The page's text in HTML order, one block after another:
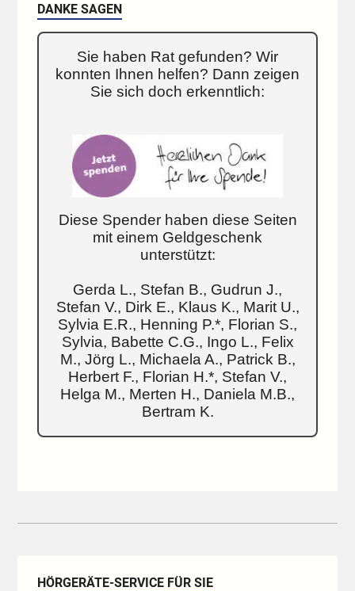
DANKE SAGEN
Sie haben Rat gefunden? Wir
konnten Ihnen helfen? Dann zeigen
Sie sich doch erkenntlich:
Diese Spender haben diese Seiten
mit einem Geldgeschenk
unterstützt:
Gerda L., Stefan B., Gudrun J.,
Stefan V., Dirk E., Klaus K., Marit U.,
Sylvia E.R., Henning P.*, Florian S.,
Sylvia, Babette C.G., Ingo L., Felix
M., Jörg L., Michaela A., Patrick B.,
Herbert F., Florian H.*, Stefan V.,
Helga M., Merten H., Daniela M.B.,
Bertram K.
HÖRGERÄTE-SERVICE FÜR SIE